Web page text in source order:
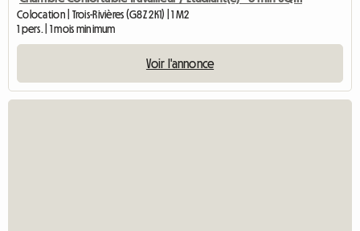
Colocation | Trois-Rivières (G8Z 2K1) | 1 M2
1 pers. | 1 mois minimum
Voir l'annonce